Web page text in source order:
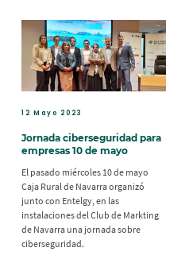
12 Mayo 2023
Jornada ciberseguridad para
empresas 10 de mayo
El pasado miércoles 10 de mayo
Caja Rural de Navarra organizó
junto con Entelgy, en las
instalaciones del Club de Markting
de Navarra una jornada sobre
ciberseguridad.